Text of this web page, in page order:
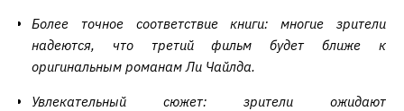
Более точное соответствие книги: многие зрители
надеются, что третий фильм будет ближе к
оригинальным романам Ли Чайлда.
Увлекательный сюжет: зрители ожидают